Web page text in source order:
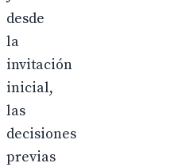
desde
la
invitación
inicial,
las
decisiones
previas